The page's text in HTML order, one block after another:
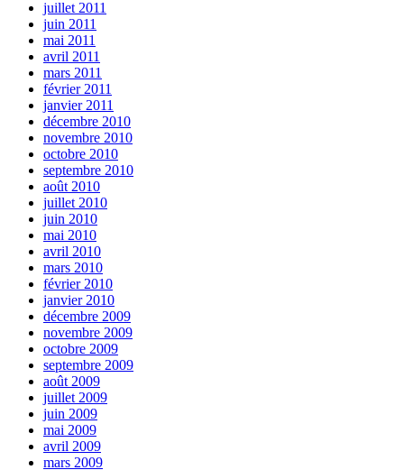
juillet 2011
juin 2011
mai 2011
avril 2011
mars 2011
février 2011
janvier 2011
décembre 2010
novembre 2010
octobre 2010
septembre 2010
août 2010
juillet 2010
juin 2010
mai 2010
avril 2010
mars 2010
février 2010
janvier 2010
décembre 2009
novembre 2009
octobre 2009
septembre 2009
août 2009
juillet 2009
juin 2009
mai 2009
avril 2009
mars 2009